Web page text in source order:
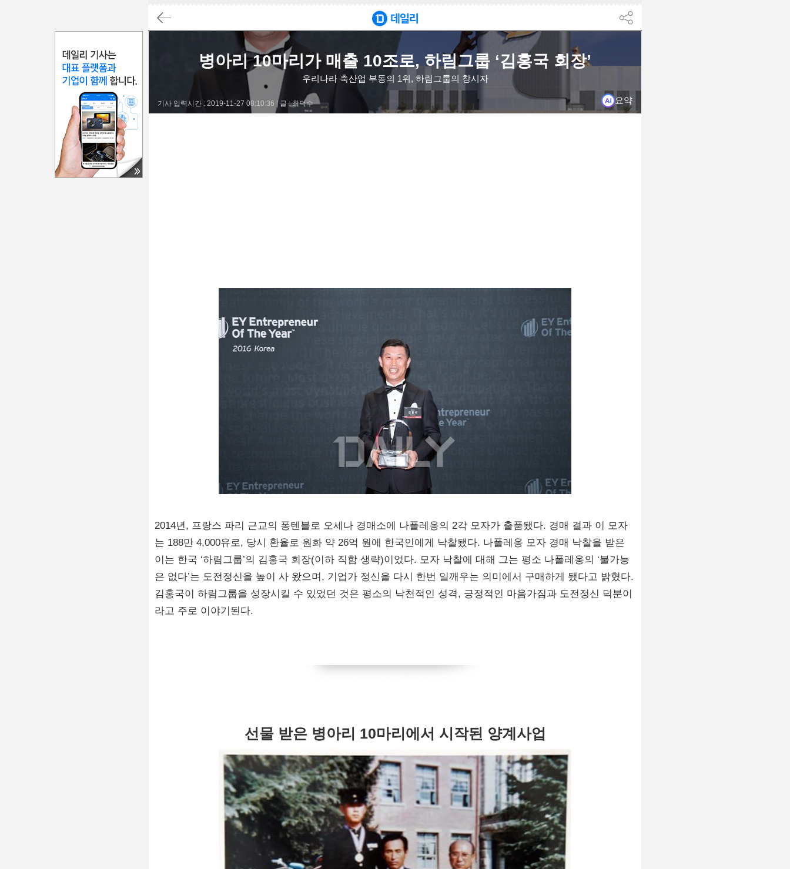
병아리 10마리가 매출 10조로, 하림그룹 ‘김홍국 회장’
우리나라 축산업 부동의 1위, 하림그룹의 창시자
기사 입력시간 : 2019-11-27 08:10:36 |글 : 최덕수 요약
2014년 프랑스 파리 근교의 경매에서 나폴레옹의 2각 모자가 188만 4,000유로에 한국인 김홍국 회장에게 낙찰되었습니다.
김홍국 회장은 나폴레옹의 도전정신을 높이 사며, 기업가 정신을 일깨우기 위해 모자를 구매했다고 밝혔습니다.
김홍국은 11살 때 병아리 10마리로 시작한 양계사업을 통해 사업가로서의 길을 걸었으며, 이후 하림그룹을 설립하여 성장시켰습니다.
하림그룹은 현재 자산총액 11조 9천억 원으로 재계 서열 26위에 위치하고 있으며, 다양한 사업 분야에서 성과를 거두고 있습니다.
#하림그룹#김홍국#양계사업#기업가정신
2014년, 프랑스 파리 근교의 퐁텐블로 오세나 경매소에 나폴레옹의 2각 모자가 출품됐다. 경매 결과 이 모자
는 188만 4,000유로, 당시 환율로 원화 약 26억 원에 한국인에게 낙찰됐다. 나폴레옹 모자 경매 낙찰을 받은
이는 한국 ‘하림그룹’의 김홍국 회장(이하 직함 생략)이었다. 모자 낙찰에 대해 그는 평소 나폴레옹의 ‘불가능
은 없다’는 도전정신을 높이 사 왔으며, 기업가 정신을 다시 한번 일깨우는 의미에서 구매하게 됐다고 밝혔다.
김홍국이 하림그룹을 성장시킬 수 있었던 것은 평소의 낙천적인 성격, 긍정적인 마음가짐과 도전정신 덕분이
라고 주로 이야기된다.
선물 받은 병아리 10마리에서 시작된 양계사업